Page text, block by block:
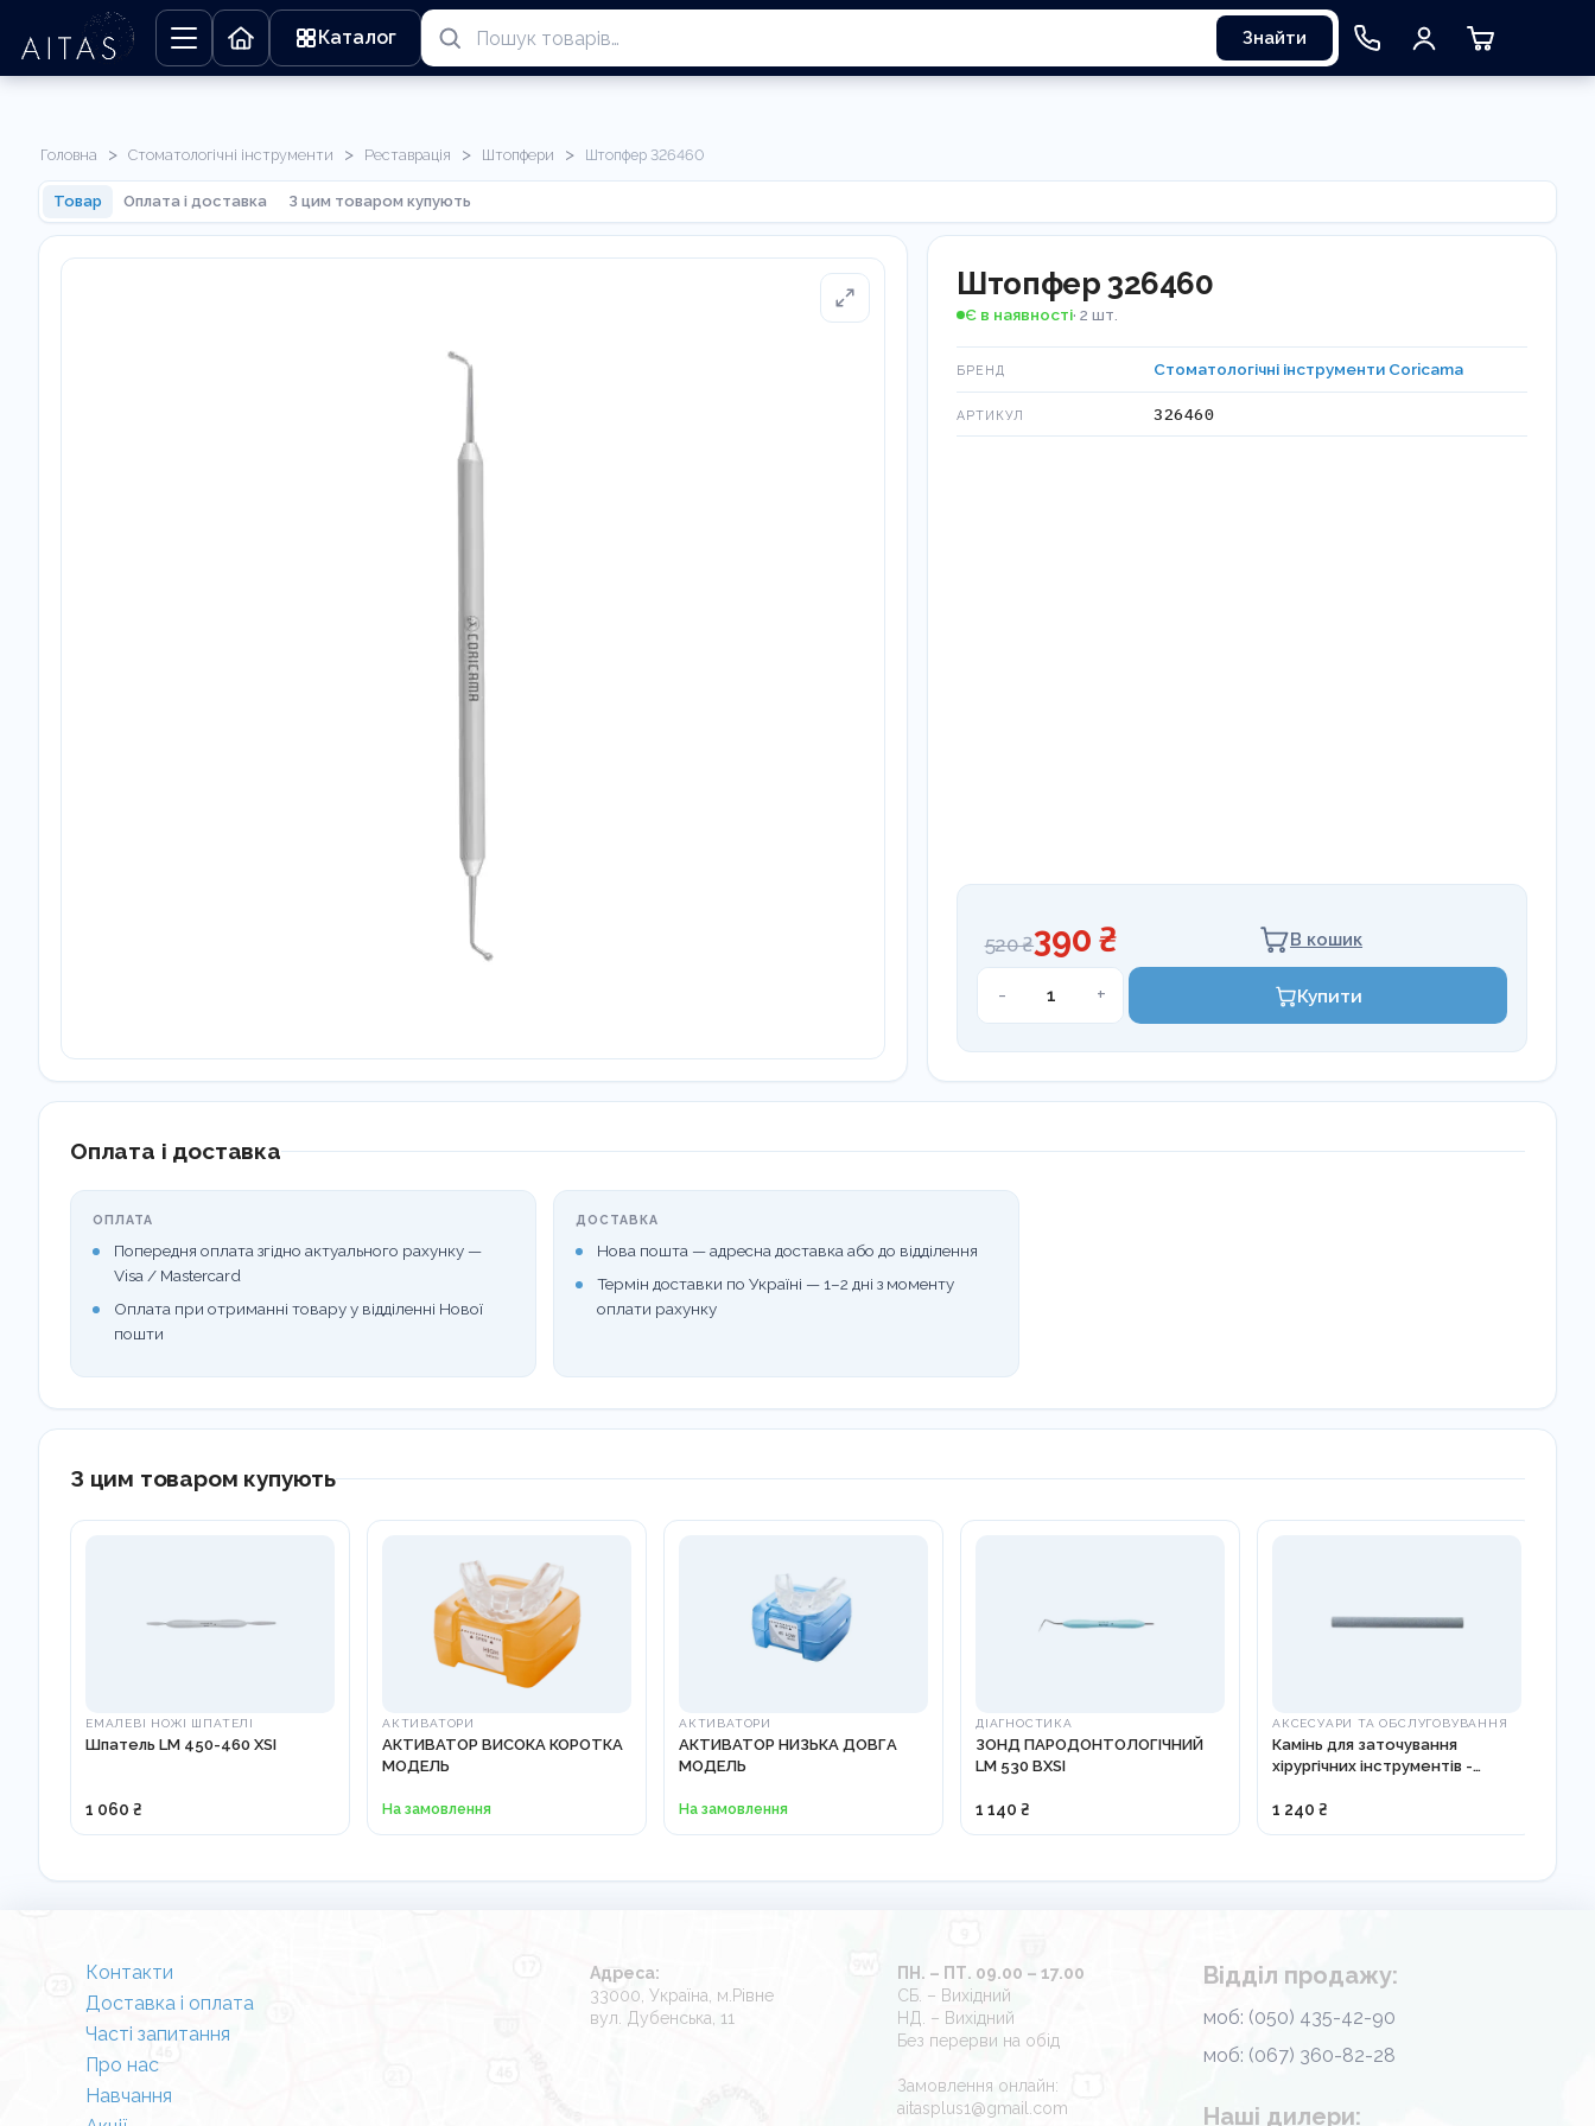
Каталог Знайти
Головна > Стоматологічні інструменти > Реставрація > Штопфери > Штопфер 326460
Товар Оплата і доставка З цим товаром купують
Штопфер 326460
Є в наявності· 2 шт.
БРЕНД Стоматологічні інструменти Coricama
АРТИКУЛ 326460
520 ₴390 ₴ В кошик
-
Штопфер
+ Купити
Оплата і доставка
ОПЛАТА
Попередня оплата згідно актуального рахунку —
Visa / Mastercard
Оплата при отриманні товару у відділенні Нової
пошти
ДОСТАВКА
Нова пошта — адресна доставка або до відділення
Термін доставки по Україні — 1–2 дні з моменту
оплати рахунку
З цим товаром купують
ЕМАЛЕВІ НОЖІ ШПАТЕЛІ
Шпатель LM 450-460 XSI
1 060 ₴
АКТИВАТОРИ
АКТИВАТОР ВИСОКА КОРОТКА
МОДЕЛЬ
На замовлення
АКТИВАТОРИ
АКТИВАТОР НИЗЬКА ДОВГА
МОДЕЛЬ
На замовлення
ДІАГНОСТИКА
ЗОНД ПАРОДОНТОЛОГІЧНИЙ
LM 530 BXSI
1 140 ₴
АКСЕСУАРИ ТА ОБСЛУГОВУВАННЯ
Камінь для заточування
хірургічних інструментів -
1 240 ₴
Контакти
Доставка і оплата
Часті запитання
Про нас
Навчання
Адреса:
33000, Україна, м.Рівне
вул. Дубенська, 11
ПН. – ПТ. 09.00 – 17.00
СБ. – Вихідний
НД. – Вихідний
Без перерви на обід
Замовлення онлайн:
aitasplus1@gmail.com
Відділ продажу:
моб: (050) 435-42-90
моб: (067) 360-82-28
Наші дилери: